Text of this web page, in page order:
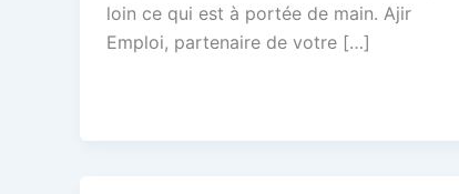
loin ce qui est à portée de main. Ajir
Emploi, partenaire de votre […]